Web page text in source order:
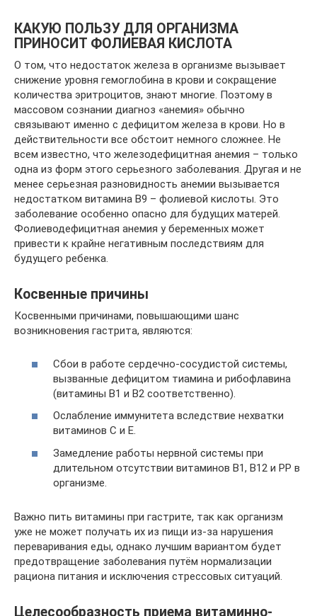
КАКУЮ ПОЛЬЗУ ДЛЯ ОРГАНИЗМА
ПРИНОСИТ ФОЛИЕВАЯ КИСЛОТА
О том, что недостаток железа в организме вызывает
снижение уровня гемоглобина в крови и сокращение
количества эритроцитов, знают многие. Поэтому в
массовом сознании диагноз «анемия» обычно
связывают именно с дефицитом железа в крови. Но в
действительности все обстоит немного сложнее. Не
всем известно, что железодефицитная анемия – только
одна из форм этого серьезного заболевания. Другая и не
менее серьезная разновидность анемии вызывается
недостатком витамина В​9 – фолиевой кислоты. Это
заболевание особенно опасно для будущих матерей.
Фолиеводефицитная анемия у беременных может
привести к крайне негативным последствиям для
будущего ребенка.
Косвенные причины
Косвенными причинами, повышающими шанс
возникновения гастрита, являются:
Сбои в работе сердечно-сосудистой системы,
вызванные дефицитом тиамина и рибофлавина
(витамины В1 и В2 соответственно).
Ослабление иммунитета вследствие нехватки
витаминов С и Е.
Замедление работы нервной системы при
длительном отсутствии витаминов В1, В12 и РР в
организме.
Важно пить витамины при гастрите, так как организм
уже не может получать их из пищи из-за нарушения
переваривания еды, однако лучшим вариантом будет
предотвращение заболевания путём нормализации
рациона питания и исключения стрессовых ситуаций.
Целесообразность приема витаминно-